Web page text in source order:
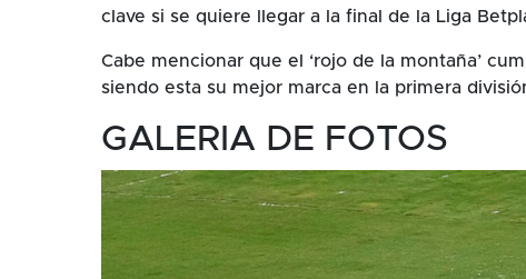
clave si se quiere llegar a la final de la Liga
Cabe mencionar que el ‘rojo de la montaña’
siendo esta su mejor marca en la primera
GALERIA DE FOTOS